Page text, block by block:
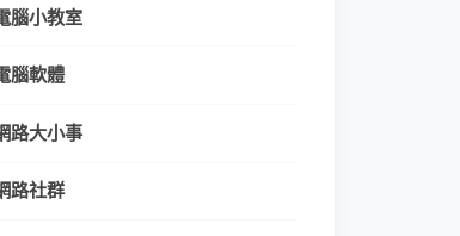
腦小教室
腦軟體
路大小事
路社群